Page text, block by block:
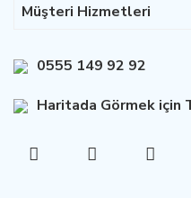
Müşteri Hizmetleri
0555 149 92 92
Haritada Görmek için